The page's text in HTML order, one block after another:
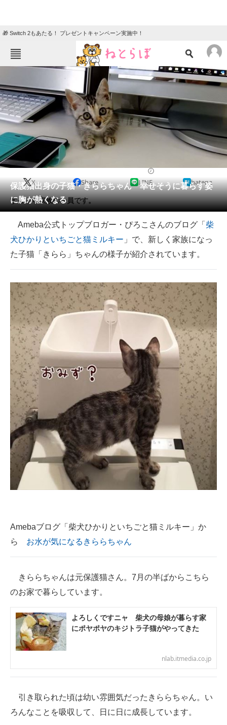
🎁 Switch 2もあたる！ プレゼントキャンペーン実施中！
ねとらぼメニュー
TOP ニュース
エンタメ
グルメ 地域
住まい 教育・育児
動物
会員記事
メディア
注目記事を集めた総合ページ
ITの今と未来を見通す
スマホと通信の最新トレンド
進化するPCとデバイスの未来
好きが集まる 比べて選べる
ビジネスと働き方のヒント
AI活用のいまが分かる
企業ITのトレンドを詳説
経営リーダーのコミュニティ
マーケ×ITの今がよく分かる
ITエンジニア向け専門サイト
企業向けIT製品の総合サイト
IT製品の技術・比較・事例
エレクトロニクス専門サイト
電子設計の基本と応用
建設×テクノロジーの最前線
ちょっと気になるネットの話題
保護猫出身の子猫・きららちゃん 幸せそうに暮らす姿
に胸が熱くなる
X Share LINE hatena
すっかり家族の一員です。
Ameba公式トップブロガー・ぴろこさんのブログ「 柴
犬ひかりといちごと猫ミルキー 」で、新しく家族になっ
た子猫「きらら」ちゃんの様子が紹介されています。
Amebaブログ「柴犬ひかりといちごと猫ミルキー」か
ら お水が気になるきららちゃん
きららちゃんは元保護猫さん。7月の半ばからこちら
のお家で暮らしています。
よろしくですニャ 柴犬の母娘が暮らす家
にポヤポヤのキジトラ子猫がやってきた
nlab.itmedia.co.jp
引き取られた頃は幼い雰囲気だったきららちゃん。い
ろんなことを吸収して、日に日に成長しています。